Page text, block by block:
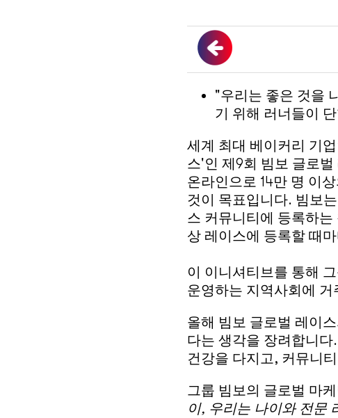
"우리는 좋은 것을
기 위해 러너들이
세계 최대 베이커리 기
스'인 제9회 빔보 글로
온라인으로 14만 명 이
것이 목표입니다. 빔보
스 커뮤니티에 등록하는
상 레이스에 등록할 때
이 이니셔티브를 통해
운영하는 지역사회에
올해 빔보 글로벌 레이
다는 생각을 장려합니
건강을 다지고, 커뮤니
그룹 빔보의 글로벌 마
이, 우리는 나이와 전문